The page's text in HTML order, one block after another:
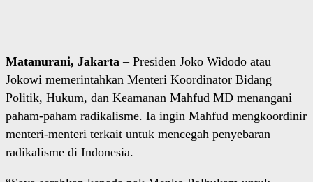
Matanurani, Jakarta – Presiden Joko Widodo atau
Jokowi memerintahkan Menteri Koordinator Bidang
Politik, Hukum, dan Keamanan Mahfud MD menangani
paham-paham radikalisme. Ia ingin Mahfud mengkoordinir
menteri-menteri terkait untuk mencegah penyebaran
radikalisme di Indonesia.